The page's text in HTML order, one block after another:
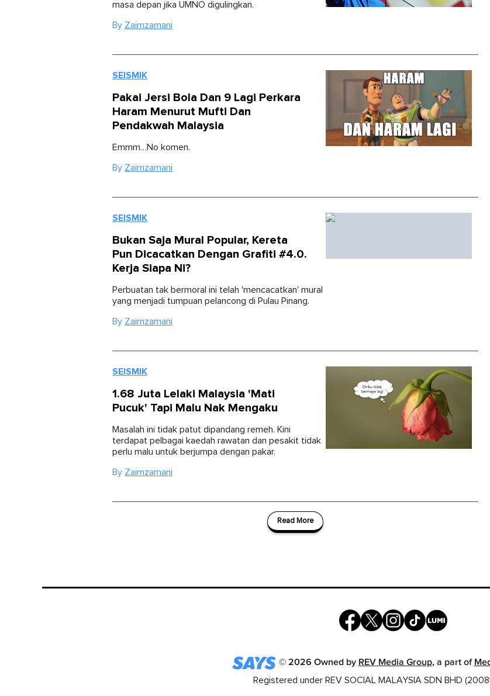
masa depan jika UMNO digulingkan.
By Zaimzamani
SEISMIK
Pakai Jersi Bola Dan 9 Lagi Perkara
Haram Menurut Mufti Dan
Pendakwah Malaysia
Emmm…No komen.
By Zaimzamani
SEISMIK
Bukan Saja Mural Popular, Kereta
Pun Dicacatkan Dengan Grafiti #4.0.
Kerja Siapa Ni?
Perbuatan tak bermoral ini telah 'mencacatkan' mural
yang menjadi tumpuan pelancong di Pulau Pinang.
By Zaimzamani
SEISMIK
1.68 Juta Lelaki Malaysia 'Mati
Pucuk' Tapi Malu Nak Mengaku
Masalah ini tidak patut dipandang remeh. Kini
terdapat pelbagai kaedah rawatan dan pesakit tidak
perlu malu untuk berjumpa dengan pakar.
By Zaimzamani
Read More
© 2026 Owned by REV Media Group, a part of
Registered under REV SOCIAL MALAYSIA SDN BHD